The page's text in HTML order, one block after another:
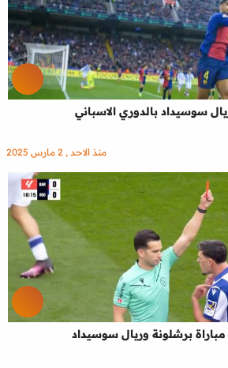
سوسيداد بالدوري الاسباني
منذ الاحد , 2 مارس 2025
برشلونة وريال سوسيداد